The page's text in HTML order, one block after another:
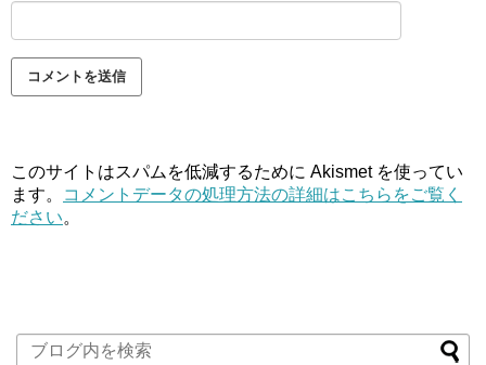
このサイトはスパムを低減するために Akismet を使ってい
ます。
コメントデータの処理方法の詳細はこちらをご覧く
ださい。